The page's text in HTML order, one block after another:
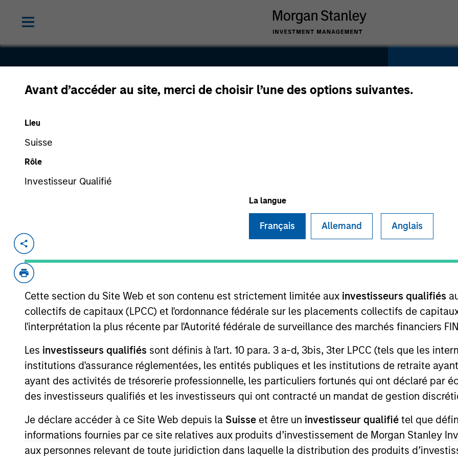
Avant d’accéder au site, merci de choisir l’une des options suivantes.
Lieu
Suisse
Rôle
Investisseur Qualifié
La langue
Français Allemand Anglais
Cette section du Site Web et son contenu est strictement limitée aux investisseurs qualifiés
collectifs de capitaux (LPCC) et l'ordonnance fédérale sur les placements collectifs de
l'interprétation la plus récente par l'Autorité fédérale de surveillance des marchés financiers
Les investisseurs qualifiés sont définis à l'art. 10 para. 3 a-d, 3bis, 3ter LPCC (tels que les
institutions d'assurance réglementées, les entités publiques et les institutions de retraite
ayant des activités de trésorerie professionnelle, les particuliers fortunés qui ont déclaré par
des investisseurs qualifiés et les investisseurs qui ont contracté un mandat de gestion
Je déclare accéder à ce Site Web depuis la Suisse et être un investisseur qualifié tel que
informations fournies par ce site relatives aux produits d’investissement de Morgan Stanley
aux personnes relevant de toute juridiction dans laquelle la distribution des produits
Dec 1999 Follow-On Jan 2002
service queries.
As of July 25, 2025. The above is provided for informational and educational purposes only. There is no
above are the property of their respective owners. The information on this website has not been
such owners. By clicking on any links shown here, you agree that you are navigating to a third party site.
only as a convenience and the inclusion of any hyperlink is not and does not imply any endorsement,
monitoring by us of any information contained in any hyperlinked site. In no event shall we be
or your use of such site.
Morgan Stanley